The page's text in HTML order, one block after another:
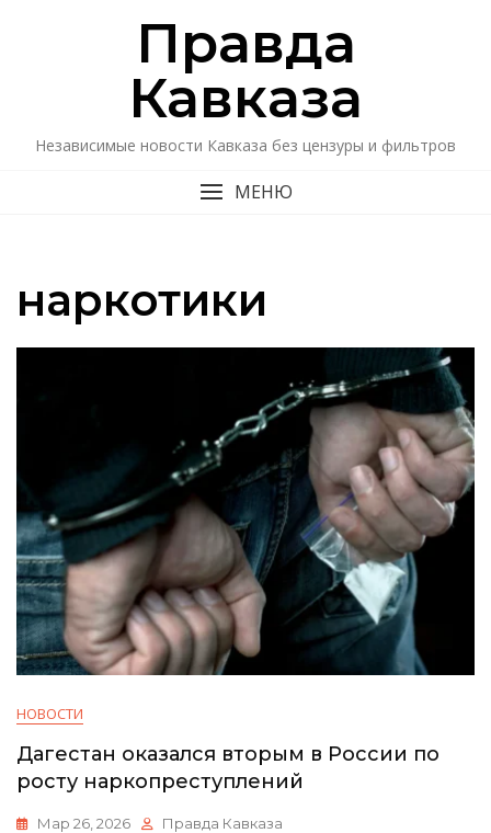
Правда
Кавказa
Независимые новости Кавказа без цензуры и фильтров
МЕНЮ
наркотики
НОВОСТИ
Дагестан оказался вторым в России по
росту наркопреступлений
Мар 26, 2026 Правда Кавказа